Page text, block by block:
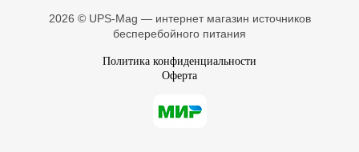
2026 © UPS-Mag — интернет магазин источников
бесперебойного питания
Политика конфиденциальности
Оферта